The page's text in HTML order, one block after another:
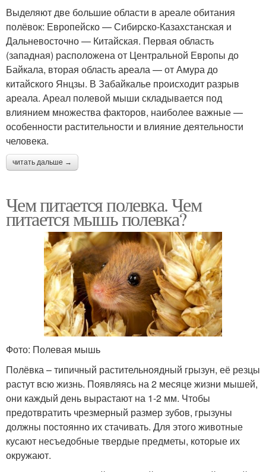
Выделяют две большие области в ареале обитания
полёвок: Европейско — Сибирско-Казахстанская и
Дальневосточно — Китайская. Первая область
(западная) расположена от Центральной Европы до
Байкала, вторая область ареала — от Амура до
китайского Янцзы. В Забайкалье происходит разрыв
ареала. Ареал полевой мыши складывается под
влиянием множества факторов, наиболее важные —
особенности растительности и влияние деятельности
человека.
читать дальше →
Чем питается полевка. Чем
питается мышь полевка?
Фото: Полевая мышь
Полёвка – типичный растительноядный грызун, её резцы
растут всю жизнь. Появляясь на 2 месяце жизни мышей,
они каждый день вырастают на 1-2 мм. Чтобы
предотвратить чрезмерный размер зубов, грызуны
должны постоянно их стачивать. Для этого животные
кусают несъедобные твердые предметы, которые их
окружают.